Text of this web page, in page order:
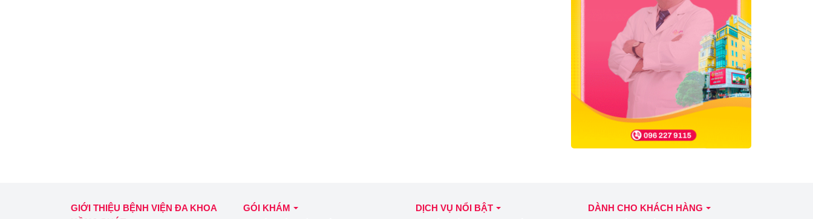
GIỚI THIỆU BỆNH VIỆN ĐA KHOA
GÓI KHÁM DỊCH VỤ NỔI BẬT DÀNH CHO KHÁCH HÀNG